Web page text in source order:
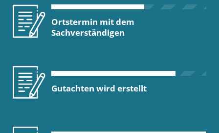
Ortstermin mit dem
Sachverständigen
Gutachten wird erstellt